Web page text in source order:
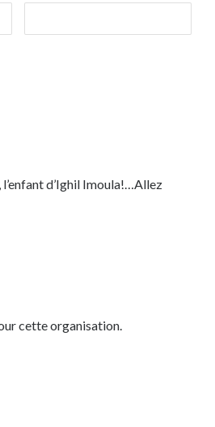
d’Ighil Imoula!…Allez
cette organisation.